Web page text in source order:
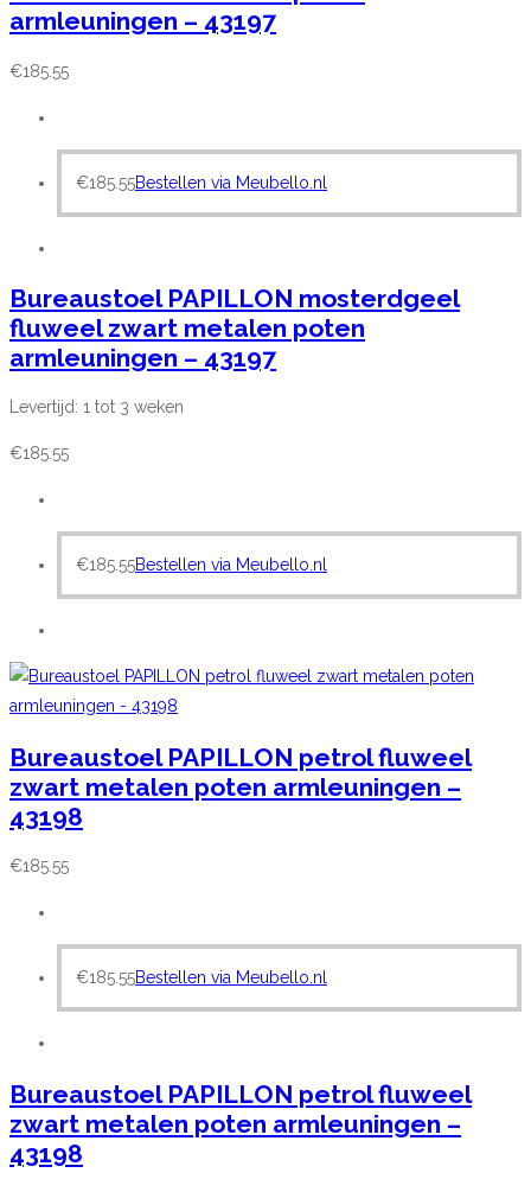
armleuningen – 43197
€185.55
€185.55Bestellen via Meubello.nl
Bureaustoel PAPILLON mosterdgeel
fluweel zwart metalen poten
armleuningen – 43197
Levertijd: 1 tot 3 weken
€185.55
€185.55Bestellen via Meubello.nl
Bureaustoel PAPILLON petrol fluweel
zwart metalen poten armleuningen –
43198
€185.55
€185.55Bestellen via Meubello.nl
Bureaustoel PAPILLON petrol fluweel
zwart metalen poten armleuningen –
43198